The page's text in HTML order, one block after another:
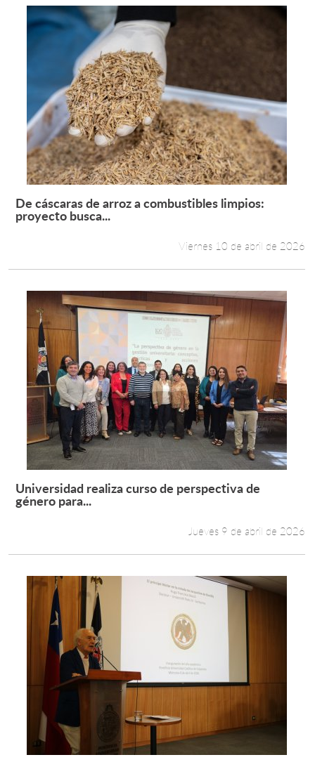
Leer más +
De cáscaras de arroz a combustibles limpios:
proyecto busca...
Viernes 10 de abril de 2026
Leer más +
Universidad realiza curso de perspectiva de
género para...
Jueves 9 de abril de 2026